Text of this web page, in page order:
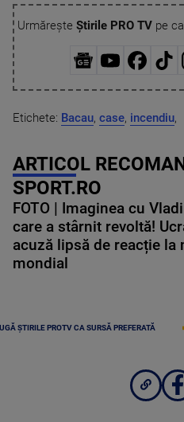
Urmărește Știrile PRO TVpe
Etichete: Bacau, case, incendiu,
ARTICOL
SPORT.RO
FOTO | Imaginea cu
care a stârnit revoltă!
acuză lipsă de reacție la
mondial
ȘTIRILE PROTV CA SURSĂ PREFERATĂ